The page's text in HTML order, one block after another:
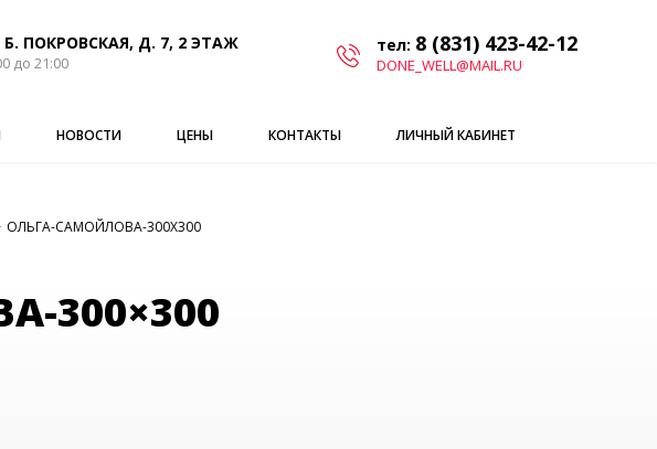
Б. ПОКРОВСКАЯ, Д. 7, 2 ЭТАЖ
до 21:00
тел: 8 (831) 423-42-12
DONE_WELL@MAIL.RU
НОВОСТИ ЦЕНЫ КОНТАКТЫ ЛИЧНЫЙ КАБИНЕТ
ОЛЬГА-САМОЙЛОВА-300X300
300×300